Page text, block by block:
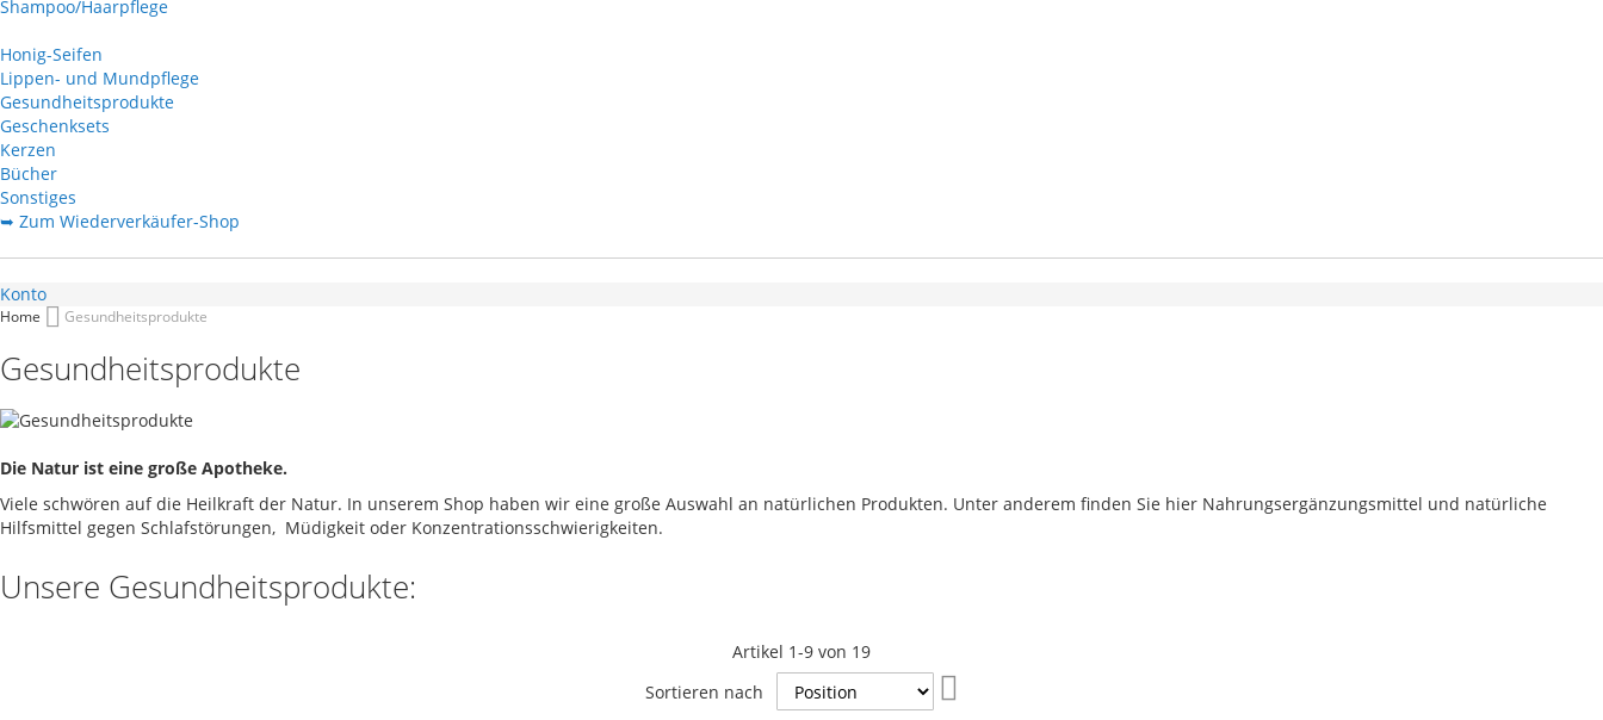
Shampoo/Haarpflege
Honig-Seifen
Lippen- und Mundpflege
Gesundheitsprodukte
Geschenksets
Kerzen
Bücher
Sonstiges
➥ Zum Wiederverkäufer-Shop
Konto
Home Gesundheitsprodukte
Gesundheitsprodukte
Die Natur ist eine große Apotheke.
Viele schwören auf die Heilkraft der Natur. In unserem Shop haben wir eine große Auswahl an natürlichen Produkten. Unter anderem finden Sie hier Nahrungsergänzungsmittel und natürliche
Hilfsmittel gegen Schlafstörungen, Müdigkeit oder Konzentrationsschwierigkeiten.
Unsere Gesundheitsprodukte:
Artikel 1-9 von 19
Sortieren nach